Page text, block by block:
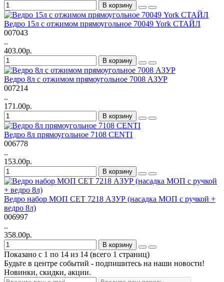
В корзину
Ведро 15л с отжимом прямоугольное 70049 York СТАЙЛ
007043
..
403.00р.
В корзину
Ведро 8л c отжимом прямоугольное 7008 АЗУР
007214
..
171.00р.
В корзину
Ведро 8л прямоугольное 7108 CENTI
006778
..
153.00р.
В корзину
Ведро набор МОП СЕТ 7218 АЗУР (насадка МОП с ручкой +
ведро 8л)
006997
..
358.00р.
В корзину
Показано с 1 по 14 из 14 (всего 1 страниц)
Будьте в центре событий - подпишитесь на наши новости!
Новинки, скидки, акции.